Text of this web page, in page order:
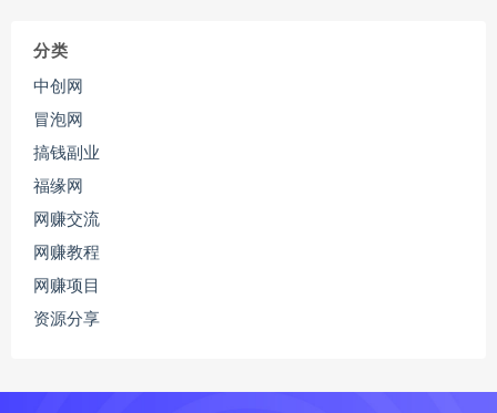
分类
中创网
冒泡网
搞钱副业
福缘网
网赚交流
网赚教程
网赚项目
资源分享